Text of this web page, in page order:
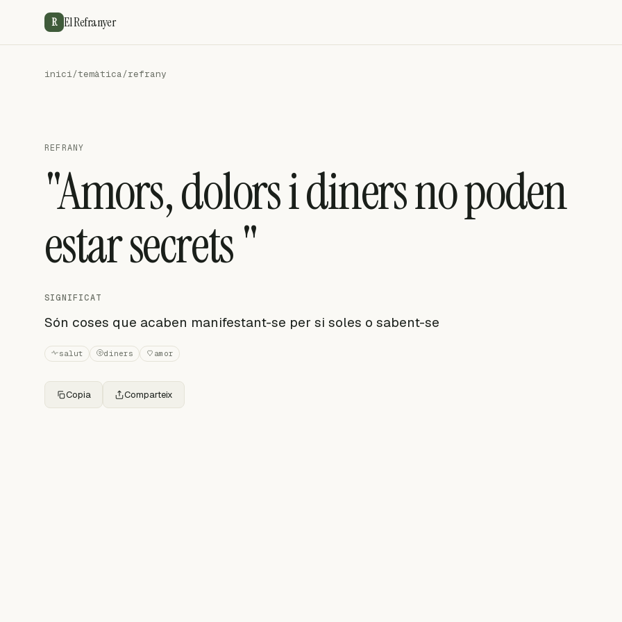
R El Refranyer
inici/temàtica/refrany
REFRANY
"Amors, dolors i diners no poden
estar secrets "
SIGNIFICAT
Són coses que acaben manifestant-se per si soles o sabent-se
salut diners amor
Copia Comparteix